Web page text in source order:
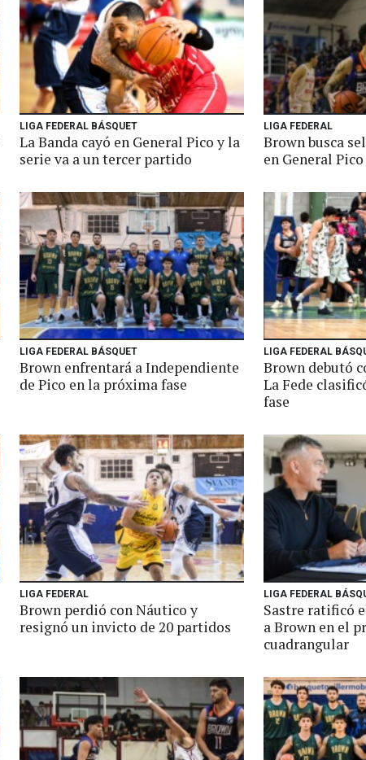
LIGA FEDERAL BÁSQUET
La Banda cayó en General Pico y la
serie va a un tercer partido
LIGA FEDERAL
Brown busca
en General Pico
LIGA FEDERAL BÁSQUET
Brown enfrentará a Independiente
de Pico en la próxima fase
LIGA FEDERAL
Brown debutó
La Fede
fase
LIGA FEDERAL
Brown perdió con Náutico y
resignó un invicto de 20 partidos
LIGA FEDERAL
Sastre ratificó
a Brown en el
cuadrangular